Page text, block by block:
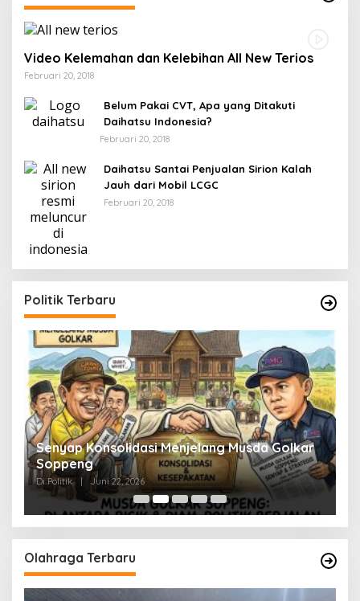
Video Kelemahan dan Kelebihan All New Terios
Februari 20, 2018
Belum Pakai CVT, Apa yang Ditakuti
Daihatsu Indonesia?
Februari 20, 2018
Daihatsu Santai Penjualan Sirion Kalah
Jauh dari Mobil LCGC
Februari 20, 2018
Politik Terbaru
Senyap Konsolidasi Menjelang Musda Golkar
Soppeng
Di Politik Juni 22, 2026
Olahraga Terbaru